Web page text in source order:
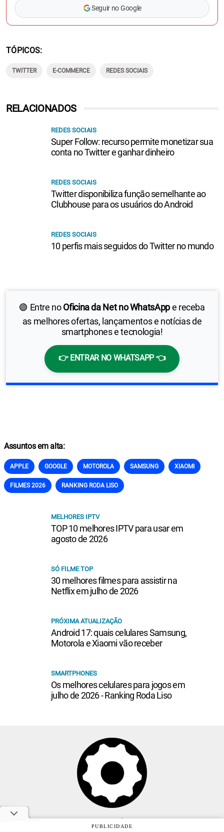
Seguir no Google
TÓPICOS
TWITTER E-COMMERCE REDES SOCIAIS
🟢 Entre noOficina da Net no WhatsAppe receba
as melhores ofertas, lançamentos e notícias de
smartphones e tecnologia!
👉 ENTRAR NO WHATSAPP 👈
RELACIONADOS
REDES SOCIAIS
Super Follow: recurso permite monetizar sua
conta no Twitter e ganhar dinheiro
REDES SOCIAIS
Twitter disponibiliza função semelhante ao
Clubhouse para os usuários do Android
REDES SOCIAIS
10 perfis mais seguidos do Twitter no mundo
Assuntos em alta:
APPLE GOOGLE MOTOROLA SAMSUNG XIAOMI
FILMES 2026 RANKING RODA LISO
MELHORES IPTV
TOP 10 melhores IPTV para usar em
agosto de 2026
SÓ FILME TOP
30 melhores filmes para assistir na
Netflix em julho de 2026
PRÓXIMA ATUALIZAÇÃO
Android 17: quais celulares Samsung,
Motorola e Xiaomi vão receber
SMARTPHONES
Os melhores celulares para jogos em
julho de 2026 - Ranking Roda Liso
Anuncie
PUBLICIDADE